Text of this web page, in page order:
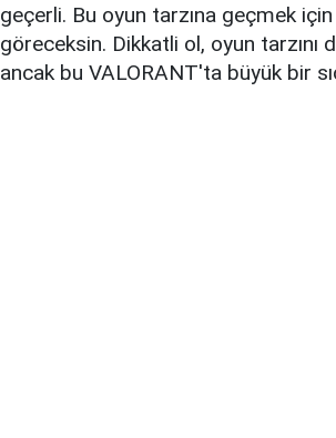
geçerli. Bu oyun tarzına geçmek
göreceksin. Dikkatli ol, oyun
ancak bu VALORANT'ta büyük bir